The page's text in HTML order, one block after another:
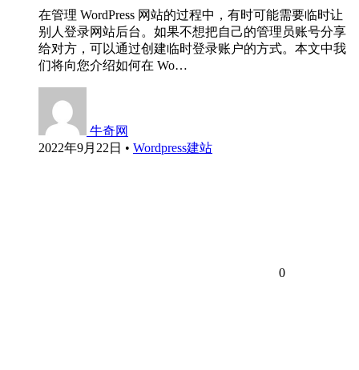
在管理 WordPress 网站的过程中，有时可能需要临时让
别人登录网站后台。如果不想把自己的管理员账号分享
给对方，可以通过创建临时登录账户的方式。本文中我
们将向您介绍如何在 Wo…
牛奇网
2022年9月22日 • Wordpress建站
0